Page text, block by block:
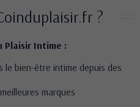
?
Plaisir Intime :
le bien-être intime depuis des
marques